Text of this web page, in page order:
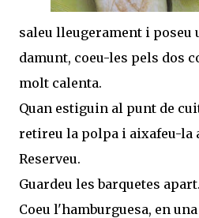
saleu lleugerament i poseu
damunt, coeu-les pels dos
molt calenta.
Quan estiguin al punt de
retireu la polpa i aixafeu-la
Reserveu.
Guardeu les barquetes apart.
Coeu l'hamburguesa, en